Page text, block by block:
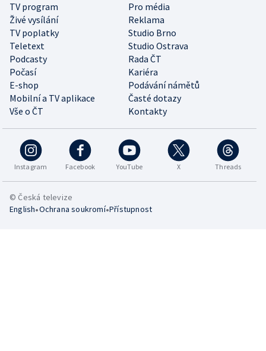
TV program
Pro média
Živé vysílání
Reklama
TV poplatky
Studio Brno
Teletext
Studio Ostrava
Podcasty
Rada ČT
Počasí
Kariéra
E-shop
Podávání námětů
Mobilní a TV aplikace
Časté dotazy
Vše o ČT
Kontakty
Instagram Facebook YouTube X Threads
© Česká televize
English•Ochrana soukromí•Přístupnost